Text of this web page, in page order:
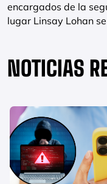
encargados de la
lugar Linsay Lohan
NOTICIAS